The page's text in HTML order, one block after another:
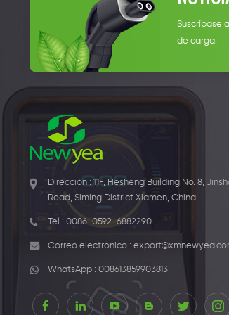
Suscríbase
de carga.
Dirección : 11F, Hesheng Building No. 8,
Road, Siming District Xiamen, China
Tel : 0086-0592-6882290
Correo electrónico :
WhatsApp : 008613859903813